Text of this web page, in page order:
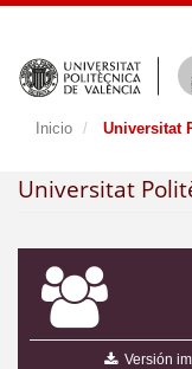
Inicio Universitat
Universitat
Versión